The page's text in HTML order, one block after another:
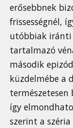
erősebbnek
frissességnél,
utóbbiak iránti
tartalmazó
második
küzdelmébe a
így
szerint a